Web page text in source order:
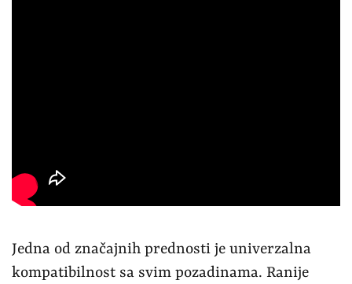
Jedna od značajnih prednosti je univerzalna
kompatibilnost sa svim pozadinama. Ranije